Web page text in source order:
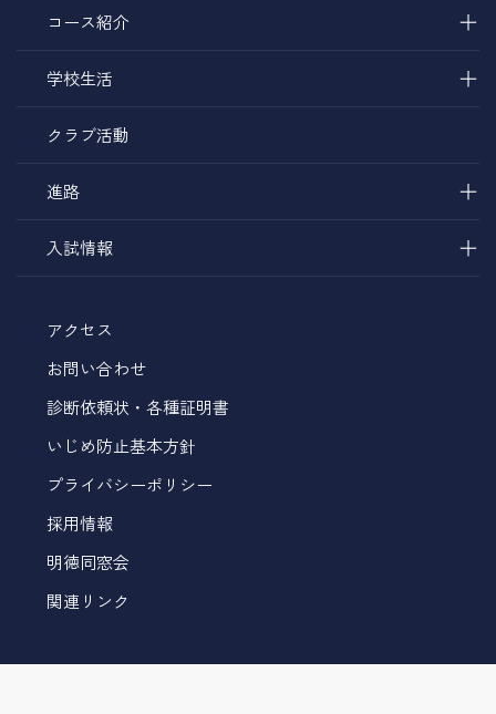
コース紹介 ＋
学校生活 ＋
クラブ活動
進路 ＋
入試情報 ＋
アクセス
お問い合わせ
診断依頼状・各種証明書
いじめ防止基本方針
プライバシーポリシー
採用情報
明徳同窓会
関連リンク